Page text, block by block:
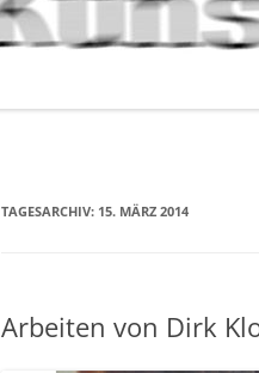
TAGESARCHIV: 15. MÄRZ 2014
Arbeiten von Dirk